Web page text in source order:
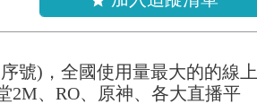
號)，全國使用量最大的的線上
2M、RO、原神、各大直播平